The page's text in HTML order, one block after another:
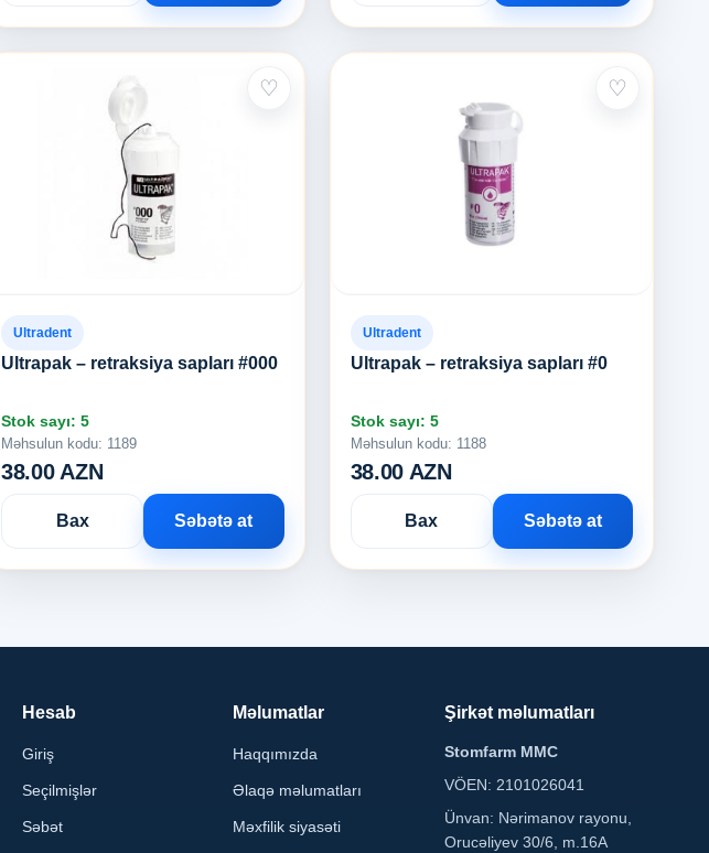
♡
Ultradent
Ultrapak – retraksiya sapları #000
Stok sayı: 5
Məhsulun kodu: 1189
38.00 AZN
Bax Səbətə at
♡
Ultradent
Ultrapak – retraksiya sapları #0
Stok sayı: 5
Məhsulun kodu: 1188
38.00 AZN
Bax Səbətə at
Hesab
Giriş
Seçilmişlər
Səbət
Məlumatlar
Haqqımızda
Əlaqə məlumatları
Məxfilik siyasəti
Şirkət məlumatları
Stomfarm MMC
VÖEN: 2101026041
Ünvan: Nərimanov rayonu,
Orucəliyev 30/6, m.16A